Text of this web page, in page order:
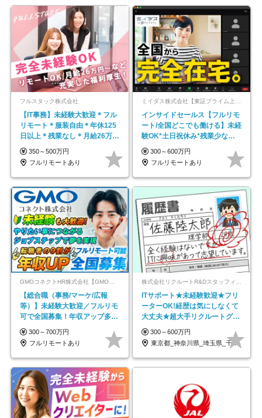
フルスタック株式会社
【IT事務】未経験大歓迎＊フル
リモート＊服装自由＊年休125
日以上＊残業なし＊月給26万円
以上
350～500万円
フルリモートあり
インサイドセールス【フルリモ
ート/全国どこでも働ける】未経
験OK*土日祝休み*残業少なめ*
在宅勤務手当あり
300～600万円
フルリモートあり
GMOコネクトHR株式会社【GMOインターネットグループ】
【総合職（事務/マーケ/広報
等）】未経験大歓迎／フルリモ
可で全国募集！年収アップ多数
★年休最大130日★
300～700万円
フルリモートあり
株式会社リクルートR&Dスタッフィング【リクルートグループ】
ITサポート★未経験歓迎★フリ
ーターOK!経歴は気にしなくて
大丈夫★超大手リクルートグル
ープの正社員/sg
300～600万円
東京都_神奈川県_埼玉県_千葉県_大阪府…